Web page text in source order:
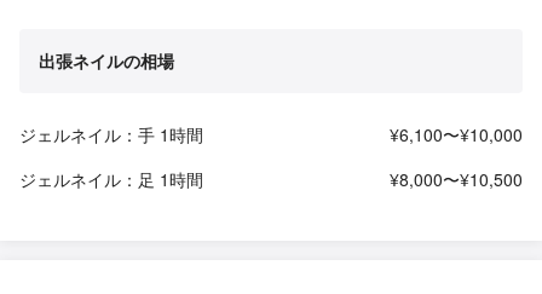
出張ネイルの相場
ジェルネイル：手 1時間
¥6,100〜¥10,000
ジェルネイル：足 1時間
¥8,000〜¥10,500